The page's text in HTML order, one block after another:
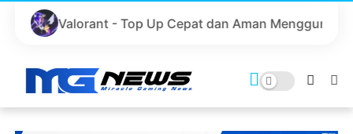
- Top Up Cepat dan Aman Menggunakan GoPay